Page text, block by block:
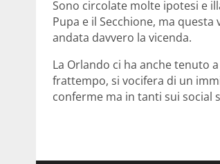
Sono circolate molte ipotesi e
Pupa e il Secchione, ma
andata davvero la vicenda.
La Orlando ci ha anche tenuto
frattempo, si vocifera di un
conferme ma in tanti sui social